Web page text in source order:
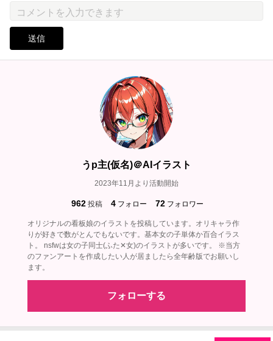
送信
うp主(仮名)＠AIイラスト
2023年11月より活動開始
962 投稿 4 フォロー 72 フォロワー
オリジナルの看板娘のイラストを投稿しています。オリキャラ作
りが好きで数がとんでもないです。基本女の子単体か百合イラス
ト。 nsfwは女の子同士(ふた✕女)のイラストが多いです。 ※当方
のファンアートを作成したい人が居ましたら全年齢版でお願いし
ます。
フォローする